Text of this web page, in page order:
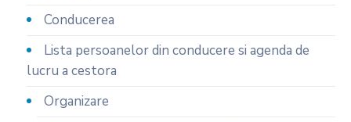
Conducerea
Lista persoanelor din conducere si agenda de
lucru a cestora
Organizare